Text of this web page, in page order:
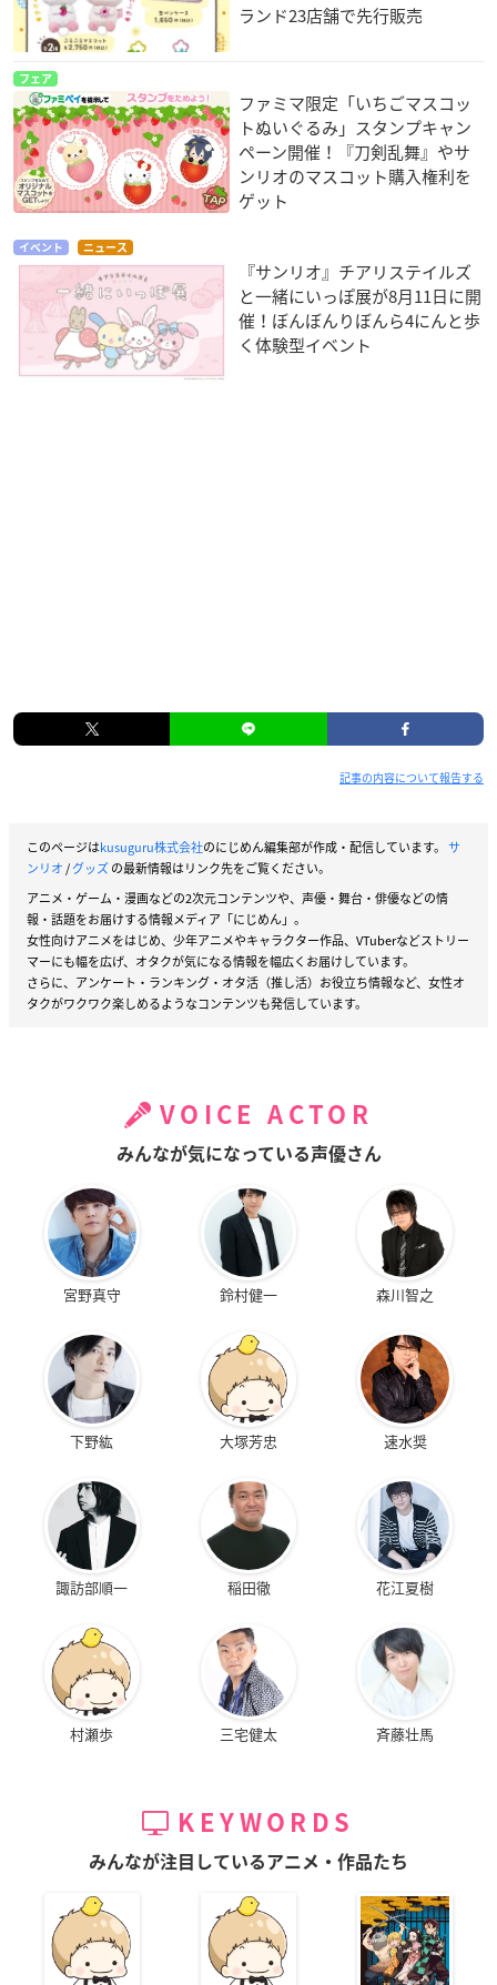
ランド23店舗で先行販売
フェア
ファミマ限定「いちごマスコッ
トぬいぐるみ」スタンプキャン
ペーン開催！『刀剣乱舞』やサ
ンリオのマスコット購入権利を
ゲット
イベント ニュース
『サンリオ』チアリステイルズ
と一緒にいっぽ展が8月11日に開
催！ぼんぼんりぼんら4にんと歩
く体験型イベント
記事の内容について報告する
このページはkusuguru株式会社のにじめん編集部が作成・配信しています。 サ
ンリオ/グッズの最新情報はリンク先をご覧ください。
アニメ・ゲーム・漫画などの2次元コンテンツや、声優・舞台・俳優などの情
報・話題をお届けする情報メディア「にじめん」。
女性向けアニメをはじめ、少年アニメやキャラクター作品、VTuberなどストリー
マーにも幅を広げ、オタクが気になる情報を幅広くお届けしています。
さらに、アンケート・ランキング・オタ活（推し活）お役立ち情報など、女性オ
タクがワクワク楽しめるようなコンテンツも発信しています。
VOICE ACTOR
みんなが気になっている声優さん
宮野真守 鈴村健一 森川智之
下野紘 大塚芳忠 速水奨
諏訪部順一 稲田徹 花江夏樹
村瀬歩 三宅健太 斉藤壮馬
KEYWORDS
みんなが注目しているアニメ・作品たち